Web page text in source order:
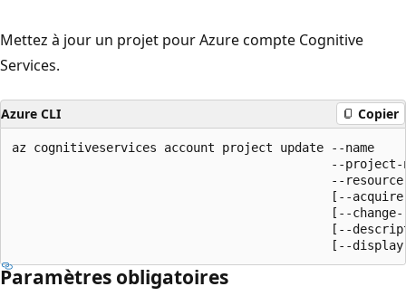
Mettez à jour un projet pour Azure compte Cognitive
Services.
Azure CLI Copier
az cognitiveservices account project update --name
--project-
--
[--
[--
[--
[--
Paramètres obligatoires